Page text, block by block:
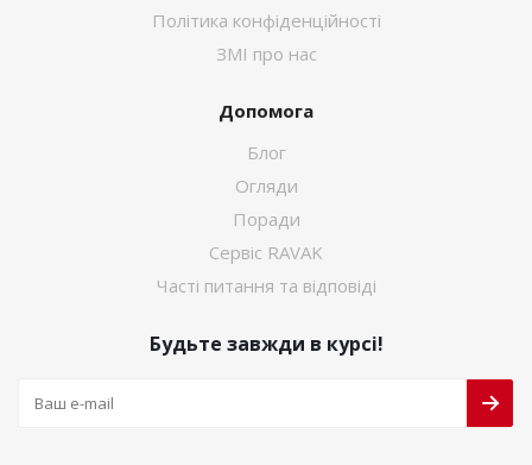
Політика конфіденційності
ЗМІ про нас
Допомога
Блог
Огляди
Поради
Сервіс RAVAK
Часті питання та відповіді
Будьте завжди в курсі!